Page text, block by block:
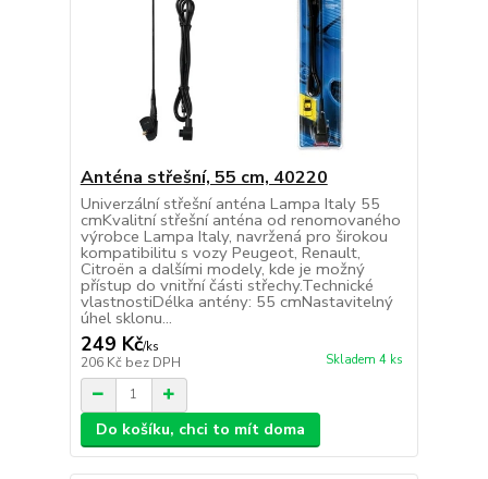
Anténa střešní, 55 cm, 40220
Univerzální střešní anténa Lampa Italy 55
cmKvalitní střešní anténa od renomovaného
výrobce Lampa Italy, navržená pro širokou
kompatibilitu s vozy Peugeot, Renault,
Citroën a dalšími modely, kde je možný
přístup do vnitřní části střechy.Technické
vlastnostiDélka antény: 55 cmNastavitelný
úhel sklonu...
249 Kč/ks
206 Kč bez DPH Skladem 4 ks
Do košíku, chci to mít doma